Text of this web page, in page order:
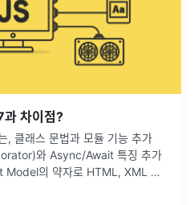
차이점?
클래스 문법과 모듈 기능 추가
와 Async/Await 특징 추가
의 약자로 HTML, XML 문